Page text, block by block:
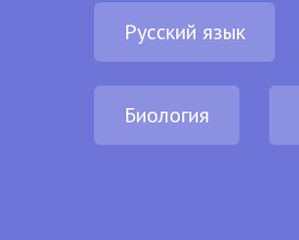
Русский язык
Биология